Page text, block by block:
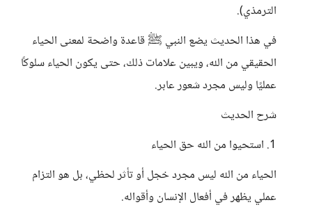
الترمذي).
في هذا الحديث يضع النبي ﷺ قاعدة واضحة لمعنى الحياء
الحقيقي من الله، ويبين علامات ذلك، حتى يكون الحياء سلوكًا
عمليًا وليس مجرد شعور عابر.
شرح الحديث
1. استحيوا من الله حق الحياء
الحياء من الله ليس مجرد خجل أو تأثر لحظي، بل هو التزام
عملي يظهر في أفعال الإنسان وأقواله.